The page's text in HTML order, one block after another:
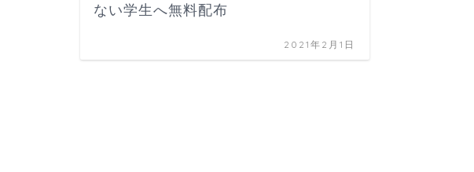
ない学生へ無料配布
2021年2月1日